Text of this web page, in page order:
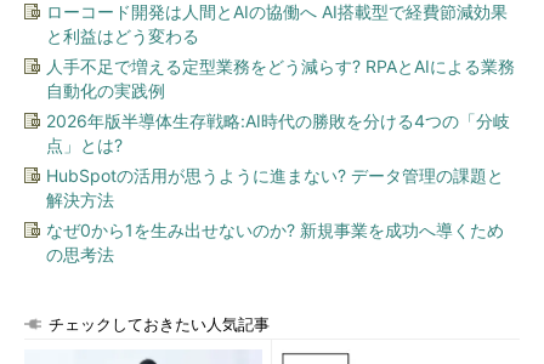
試験時間は120分。出題数は78問。
出題内容は
管理
RMANリカバリ・カタログの使用
ユーザ管理バックアップおよびリカバリ
の実行
ローコード開発は人間とAIの協働へ AI搭載型で経費節減効果
と利益はどう変わる
人手不足で増える定型業務をどう減らす? RPAとAIによる業務
自動化の実践例
2026年版半導体生存戦略:AI時代の勝敗を分ける4つの「分岐
点」とは?
HubSpotの活用が思うように進まない? データ管理の課題と
解決方法
なぜ0から1を生み出せないのか? 新規事業を成功へ導くため
の思考法
チェックしておきたい人気記事